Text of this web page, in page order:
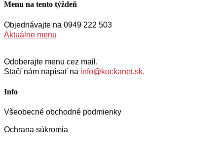
Menu na tento týždeň
Objednávajte na 0949 222 503
Aktuálne menu
Odoberajte menu cez mail.
Stačí nám napísať na info@kockanet.sk.
Info
Všeobecné obchodné podmienky
Ochrana súkromia